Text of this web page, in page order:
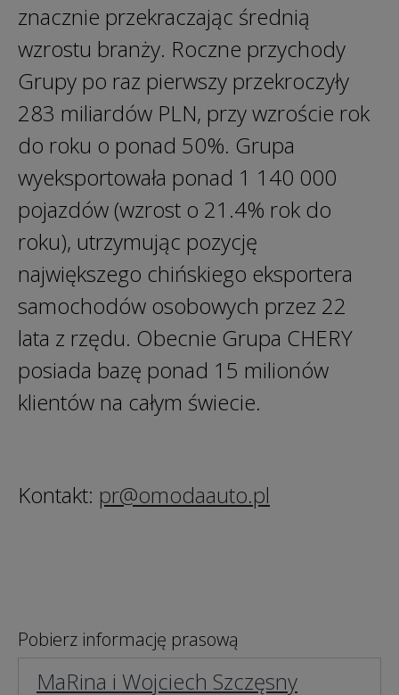
znacznie przekraczając średnią
wzrostu branży. Roczne przychody
Grupy po raz pierwszy przekroczyły
283 miliardów PLN, przy wzroście rok
do roku o ponad 50%. Grupa
wyeksportowała ponad 1 140 000
pojazdów (wzrost o 21.4% rok do
roku), utrzymując pozycję
największego chińskiego eksportera
samochodów osobowych przez 22
lata z rzędu. Obecnie Grupa CHERY
posiada bazę ponad 15 milionów
klientów na całym świecie.
Kontakt: pr@omodaauto.pl
Pobierz informację prasową
MaRina i Wojciech Szczęsny